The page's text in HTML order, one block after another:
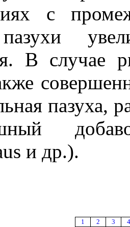
с
В случае
пазуха,
и др.).
1 2 3
4